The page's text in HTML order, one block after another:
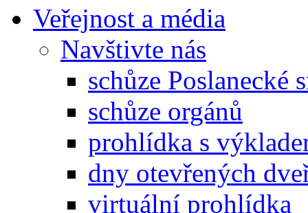
Veřejnost a média
Navštivte nás
schůze Poslanecké
schůze orgánů
prohlídka s
dny otevřených
virtuální prohlídka